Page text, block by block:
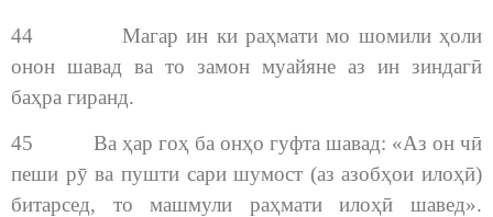
44 Магар ин ки раҳмати мо шомили ҳоли
онон шавад ва то замон муайяне аз ин зиндагӣ
баҳра гиранд.
45 Ва ҳар гоҳ ба онҳо гуфта шавад: «Аз он чӣ
пеши рӯ ва пушти сари шумост (аз азобҳои илоҳӣ)
битарсед, то машмули раҳмати илоҳӣ шавед».